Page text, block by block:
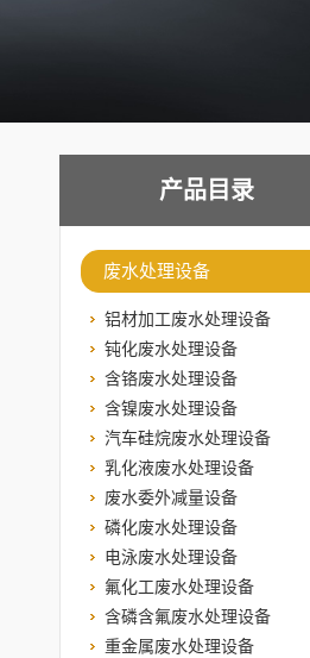
产品目录
废水处理设备
铝材加工废水处理设备
钝化废水处理设备
含铬废水处理设备
含镍废水处理设备
汽车硅烷废水处理设备
乳化液废水处理设备
废水委外减量设备
磷化废水处理设备
电泳废水处理设备
氟化工废水处理设备
含磷含氟废水处理设备
重金属废水处理设备